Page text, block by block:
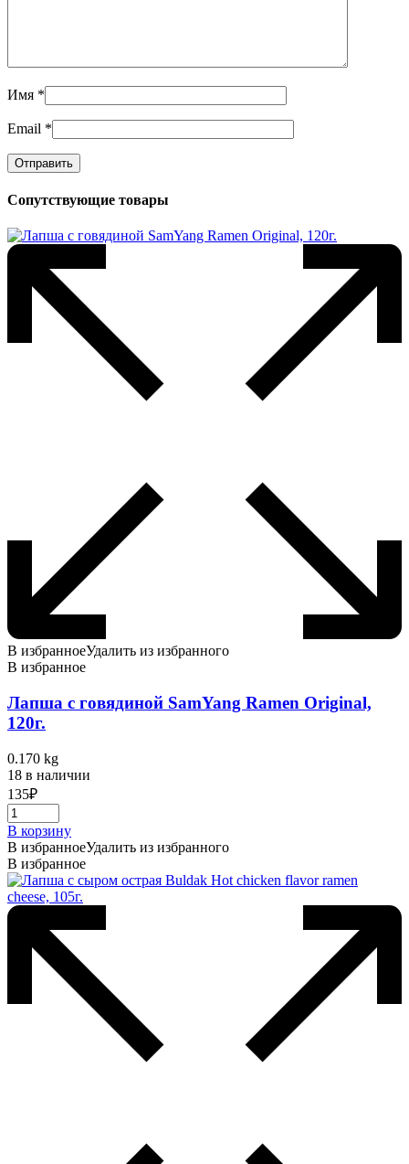
Имя *
Email *
Сопутствующие товары
В избранноеУдалить из избранного
В избранное
Лапша с говядиной SamYang Ramen Original,
120г.
0.170 kg
18 в наличии
135₽
В корзину
В избранноеУдалить из избранного
В избранное